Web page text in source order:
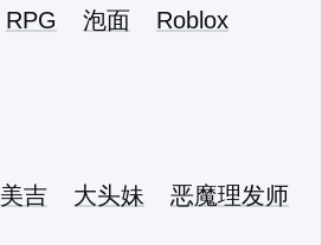
RPG 泡面
Roblox
美吉 大头妹 恶魔理发师